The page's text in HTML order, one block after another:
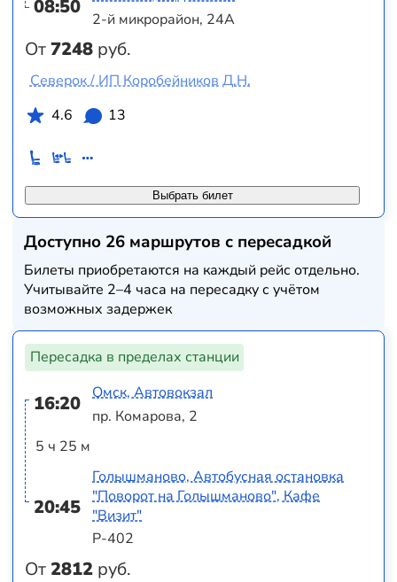
08:50
От7248 руб.
2-й микрорайон, 24А
Выбрать билет
Северок / ИП Коробейников Д.Н.
4.6
13
Доступно 26 маршрутов с пересадкой
Билеты приобретаются на каждый рейс отдельно.
Учитывайте 2–4 часа на пересадку с учётом
возможных задержек
Пересадка в пределах станции
16:20
5 ч 25 м
20:45
От2812 руб.
Омск, Автовокзал
пр. Комарова, 2
Голышманово, Автобусная остановка
"Поворот на Голышманово", Кафе
"Визит"
Р-402